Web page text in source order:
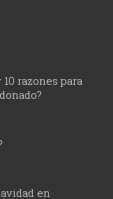
razones para
en